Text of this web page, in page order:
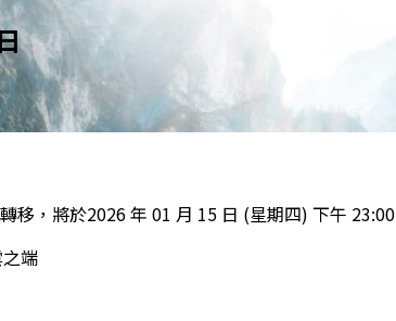
移，將於2026 年 01 月 15 日 (星期四) 下午
端